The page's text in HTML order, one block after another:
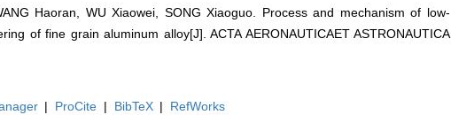
Haoran, WU Xiaowei, SONG Xiaoguo. Process and mechanism of low-
of fine grain aluminum alloy[J]. ACTA AERONAUTICAET ASTRONAUTICA
| ProCite | BibTeX |
RefWorks